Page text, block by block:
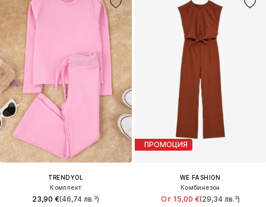
TRENDYOL
Комплект
23,90 €(46,74 лв.³)
ПРОМОЦИЯ
WE FASHION
Комбинезон
От 15,00 €(29,34 лв.³)